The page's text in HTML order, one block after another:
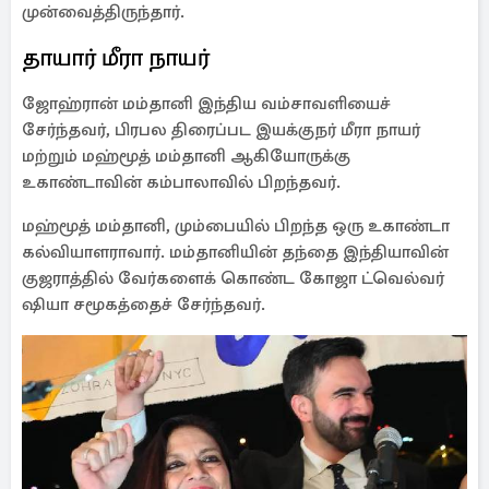
முன்வைத்திருந்தார்.
தாயார் மீரா நாயர்
ஜோஹ்ரான் மம்தானி இந்திய வம்சாவளியைச்
சேர்ந்தவர், பிரபல திரைப்பட இயக்குநர் மீரா நாயர்
மற்றும் மஹ்மூத் மம்தானி ஆகியோருக்கு
உகாண்டாவின் கம்பாலாவில் பிறந்தவர்.
மஹ்மூத் மம்தானி, மும்பையில் பிறந்த ஒரு உகாண்டா
கல்வியாளராவார். மம்தானியின் தந்தை இந்தியாவின்
குஜராத்தில் வேர்களைக் கொண்ட கோஜா ட்வெல்வர்
ஷியா சமூகத்தைச் சேர்ந்தவர்.